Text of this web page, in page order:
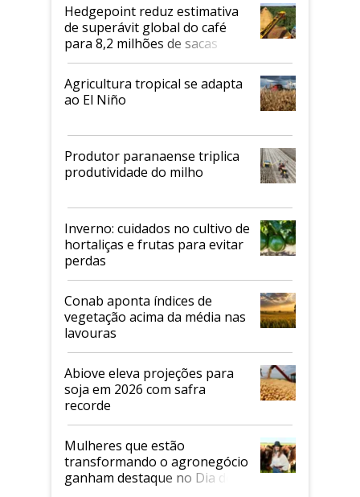
Hedgepoint reduz estimativa
de superávit global do café
para 8,2 milhões de sacas
Agricultura tropical se adapta
ao El Niño
Produtor paranaense triplica
produtividade do milho
Inverno: cuidados no cultivo de
hortaliças e frutas para evitar
perdas
Conab aponta índices de
vegetação acima da média nas
lavouras
Abiove eleva projeções para
soja em 2026 com safra
recorde
Mulheres que estão
transformando o agronegócio
ganham destaque no Dia do